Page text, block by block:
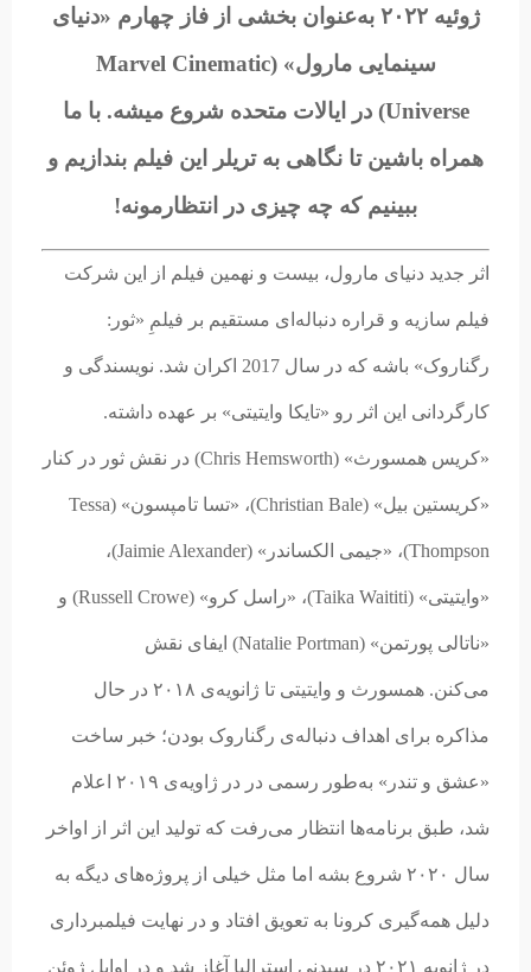
ژوئیه ۲۰۲۲ به‌عنوان بخشی از فاز چهارم «دنیای
سینمایی مارول» (Marvel Cinematic
Universe
) در ایالات متحده شروع میشه. با ما
همراه باشین تا نگاهی به تریلر این فیلم بندازیم و
ببینیم که چه چیزی در انتظارمونه!
اثر جدید دنیای مارول، بیست و نهمین فیلم از این شرکت
فیلم سازیه و قراره دنباله‌ای مستقیم بر فیلمِ «ثور:
رگناروک» باشه که در سال 2017 اکران شد. نویسندگی و
کارگردانی این اثر رو «تایکا وایتیتی» بر عهده داشته.
«کریس همسورث» (Chris Hemsworth) در نقش ثور در کنار
«کریستین بیل» (Christian Bale)، «تسا تامپسون» (Tessa
Thompson)، «جیمی الکساندر» (Jaimie Alexander)،
«وایتیتی» (Taika Waititi)، «راسل کرو» (Russell Crowe) و
«ناتالی پورتمن» (Natalie Portman) ایفای نقش
می‌کنن. همسورث و وایتیتی تا ژانویه‌ی ۲۰۱۸ در حال
مذاکره برای اهداف دنباله‌ی رگناروک بودن؛ خبر ساخت
«عشق و تندر» به‌طور رسمی در در ژاویه‌ی ۲۰۱۹ اعلام
شد، طبق برنامه‌ها انتظار می‌رفت که تولید این اثر از اواخر
سال ۲۰۲۰ شروع بشه اما مثل خیلی از پروژه‌های دیگه به
دلیل همه‌گیری کرونا به تعویق افتاد و در نهایت فیلمبرداری
در ژانویه ۲۰۲۱ در سیدنی استرالیا آغاز شد و در اوایل ژوئن